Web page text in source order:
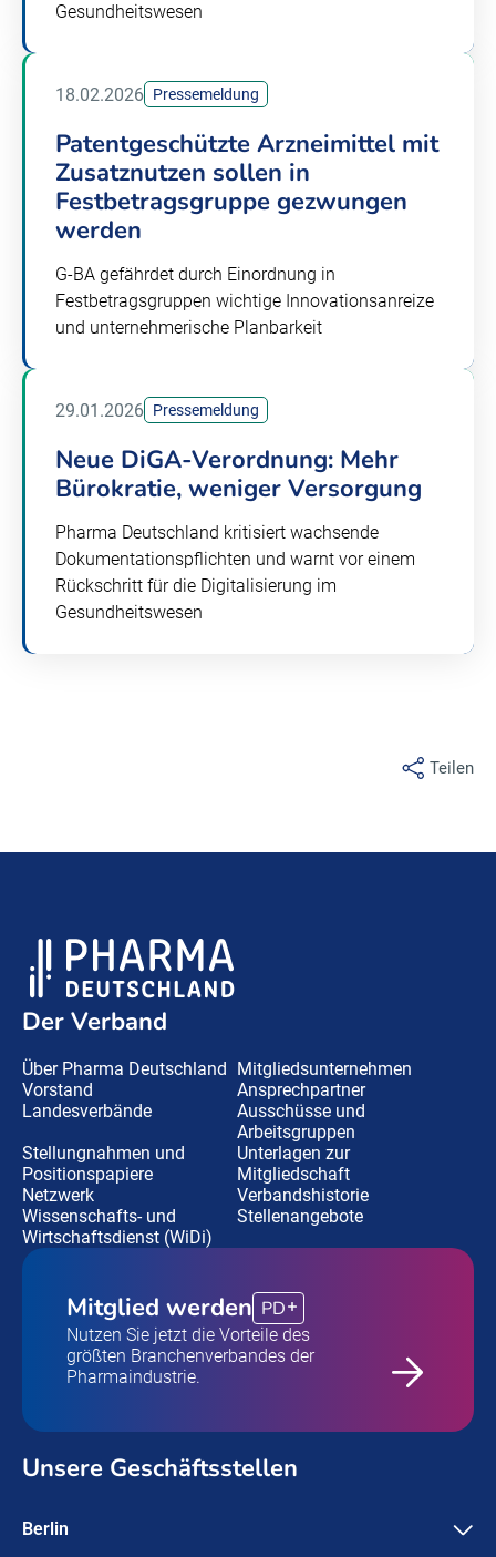
Gesundheitswesen
18.02.2026 Pressemeldung
Patentgeschützte Arzneimittel mit
Zusatznutzen sollen in
Festbetragsgruppe gezwungen
werden
G-BA gefährdet durch Einordnung in
Festbetragsgruppen wichtige Innovationsanreize
und unternehmerische Planbarkeit
29.01.2026 Pressemeldung
Neue DiGA-Verordnung: Mehr
Bürokratie, weniger Versorgung
Pharma Deutschland kritisiert wachsende
Dokumentationspflichten und warnt vor einem
Rückschritt für die Digitalisierung im
Gesundheitswesen
Teilen
Der Verband
Über Pharma Deutschland Mitgliedsunternehmen
Vorstand
Ansprechpartner
Landesverbände
Ausschüsse und
Arbeitsgruppen
Stellungnahmen und
Positionspapiere
Unterlagen zur
Mitgliedschaft
Netzwerk
Verbandshistorie
Wissenschafts- und
Wirtschaftsdienst (WiDi)
Stellenangebote
Mitglied werden PD
Nutzen Sie jetzt die Vorteile des
größten Branchenverbandes der
Pharmaindustrie.
Unsere Geschäftsstellen
Berlin